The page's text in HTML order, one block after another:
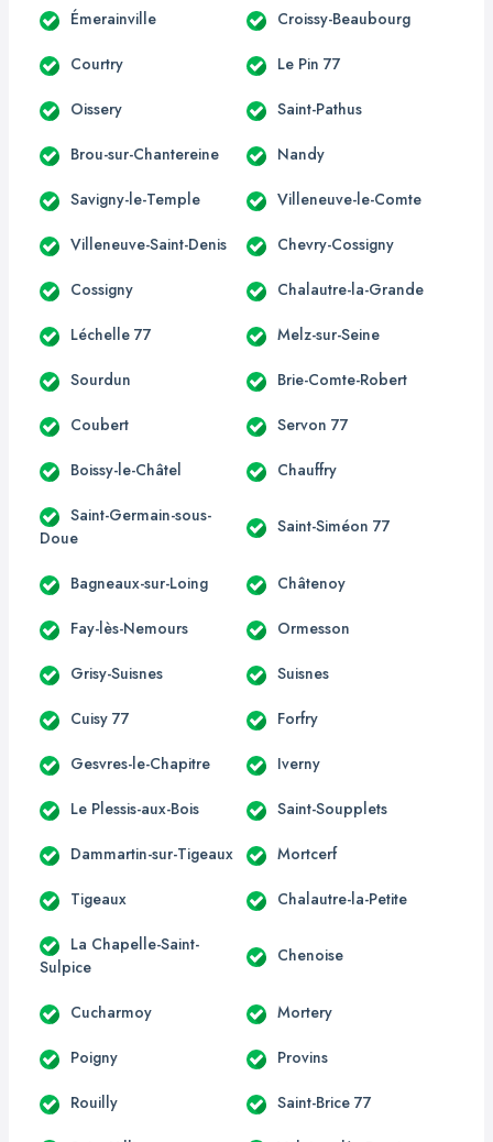
Émerainville Croissy-Beaubourg
Courtry Le Pin 77
Oissery Saint-Pathus
Brou-sur-Chantereine Nandy
Savigny-le-Temple Villeneuve-le-Comte
Villeneuve-Saint-Denis Chevry-Cossigny
Cossigny Chalautre-la-Grande
Léchelle 77 Melz-sur-Seine
Sourdun Brie-Comte-Robert
Coubert Servon 77
Boissy-le-Châtel Chauffry
Saint-Germain-sous-
Doue
Saint-Siméon 77
Bagneaux-sur-Loing Châtenoy
Fay-lès-Nemours Ormesson
Grisy-Suisnes Suisnes
Cuisy 77 Forfry
Gesvres-le-Chapitre Iverny
Le Plessis-aux-Bois Saint-Soupplets
Dammartin-sur-Tigeaux Mortcerf
Tigeaux Chalautre-la-Petite
La Chapelle-Saint-
Sulpice
Chenoise
Cucharmoy Mortery
Poigny Provins
Rouilly Saint-Brice 77